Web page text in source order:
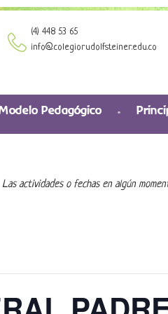
(4) 448 53 65
info@colegiorudolfsteiner.edu.co
Pedagógico
Las actividades o fechas en algún